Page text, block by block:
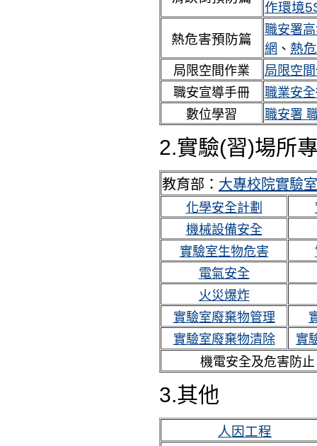
作環境
熱危害預防篇
職安署
網 、 熱
局限空間作業
局限空
職安宣導手冊
職業安
數位學習
職安署
2.實驗(習)場所
教育部： 大專校院實驗
化學安全計劃
機械設備安全
實驗室生物危害
電氣安全
火災爆炸
實驗室廢棄物管理
實驗室廢棄物清除
實
機電安全及危害防
3.其他
人因工程